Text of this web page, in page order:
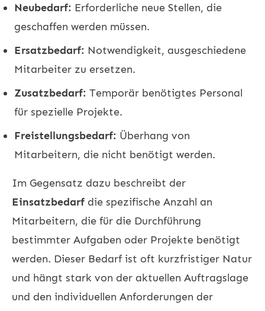
Neubedarf: Erforderliche neue Stellen, die
geschaffen werden müssen.
Ersatzbedarf: Notwendigkeit, ausgeschiedene
Mitarbeiter zu ersetzen.
Zusatzbedarf: Temporär benötigtes Personal
für spezielle Projekte.
Freistellungsbedarf: Überhang von
Mitarbeitern, die nicht benötigt werden.
Im Gegensatz dazu beschreibt der
Einsatzbedarf die spezifische Anzahl an
Mitarbeitern, die für die Durchführung
bestimmter Aufgaben oder Projekte benötigt
werden. Dieser Bedarf ist oft kurzfristiger Natur
und hängt stark von der aktuellen Auftragslage
und den individuellen Anforderungen der